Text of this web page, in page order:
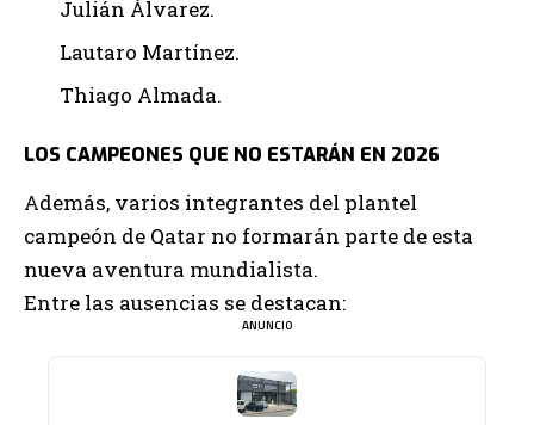
Julián Álvarez.
Lautaro Martínez.
Thiago Almada.
LOS CAMPEONES QUE NO ESTARÁN EN 2026
Además, varios integrantes del plantel
campeón de Qatar no formarán parte de esta
nueva aventura mundialista.
Entre las ausencias se destacan:
ANUNCIO